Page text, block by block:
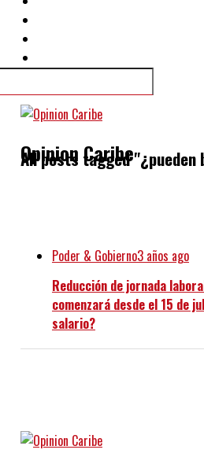
Opinion Caribe
All posts tagged
Poder & Gobierno3 años ago
Reducción de jornada
comenzará desde el 15 de
salario?